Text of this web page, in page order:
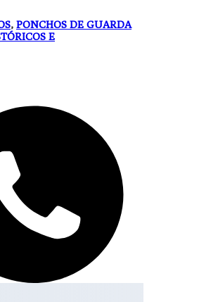
, PONCHOS DE GUARDA
E